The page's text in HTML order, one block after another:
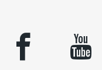
facebook youtube